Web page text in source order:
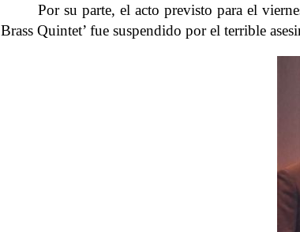
Por su parte, el acto previsto para el
Brass Quintet’ fue suspendido por el terrible